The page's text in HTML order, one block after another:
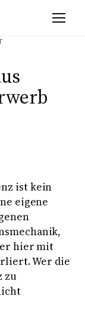
ist kein
eigene
hier mit
Wer die
zu